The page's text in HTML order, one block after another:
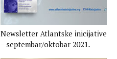
Newsletter Atlantske inicijative
– septembar/oktobar 2021.​